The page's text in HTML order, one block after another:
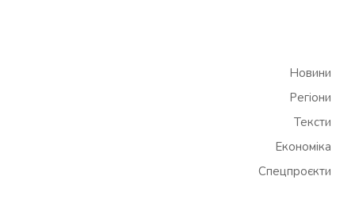
Новини
Регіони
Тексти
Економіка
Спецпроєкти